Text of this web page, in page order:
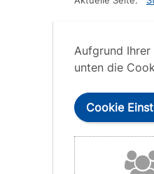
Aufgrund
unten die
Cookie